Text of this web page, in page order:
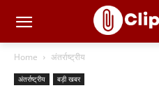
Home अंतर्राष्ट्रीय
अंतर्राष्ट्रीय बड़ी खबर